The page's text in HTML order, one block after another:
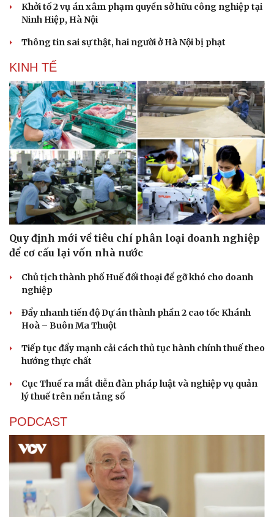
Cải chính
Khởi tố 2 vụ án xâm phạm quyền sở hữu công nghiệp tại
Ninh Hiệp, Hà Nội
Thông tin sai sự thật, hai người ở Hà Nội bị phạt
KINH TẾ
Quy định mới về tiêu chí phân loại doanh nghiệp
để cơ cấu lại vốn nhà nước
Chủ tịch thành phố Huế đối thoại để gỡ khó cho doanh
nghiệp
Đẩy nhanh tiến độ Dự án thành phần 2 cao tốc Khánh
Hoà – Buôn Ma Thuột
Tiếp tục đẩy mạnh cải cách thủ tục hành chính thuế theo
hướng thực chất
Cục Thuế ra mắt diễn đàn pháp luật và nghiệp vụ quản
lý thuế trên nền tảng số
PODCAST